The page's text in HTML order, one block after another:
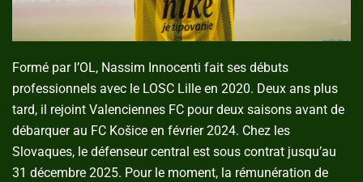
Formé par l’OL, Nassim Innocenti fait ses débuts
professionnels avec le LOSC Lille en 2020. Deux ans plus
tard, il rejoint Valenciennes FC pour deux saisons avant de
débarquer au FC Košice en février 2024. Chez les
Slovaques, le défenseur central est sous contrat jusqu’au
31 décembre 2025. Pour le moment, la rémunération de